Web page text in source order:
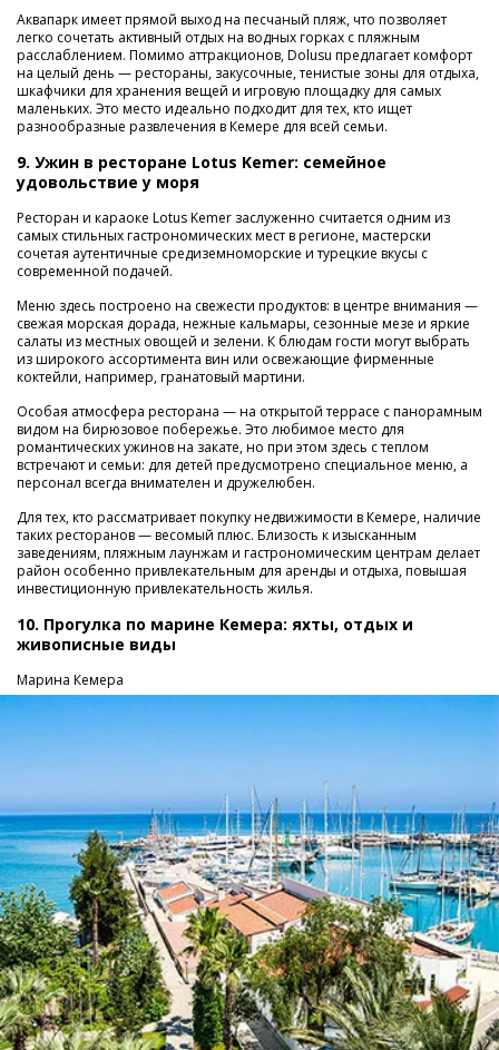
Аквапарк имеет прямой выход на песчаный пляж, что позволяет
легко сочетать активный отдых на водных горках с пляжным
расслаблением. Помимо аттракционов, Dolusu предлагает комфорт
на целый день — рестораны, закусочные, тенистые зоны для отдыха,
шкафчики для хранения вещей и игровую площадку для самых
маленьких. Это место идеально подходит для тех, кто ищет
разнообразные развлечения в Кемере для всей семьи.
9. Ужин в ресторане Lotus Kemer: семейное
удовольствие у моря
Ресторан и караоке Lotus Kemer заслуженно считается одним из
самых стильных гастрономических мест в регионе, мастерски
сочетая аутентичные средиземноморские и турецкие вкусы с
современной подачей.
Меню здесь построено на свежести продуктов: в центре внимания —
свежая морская дорада, нежные кальмары, сезонные мезе и яркие
салаты из местных овощей и зелени. К блюдам гости могут выбрать
из широкого ассортимента вин или освежающие фирменные
коктейли, например, гранатовый мартини.
Особая атмосфера ресторана — на открытой террасе с панорамным
видом на бирюзовое побережье. Это любимое место для
романтических ужинов на закате, но при этом здесь с теплом
встречают и семьи: для детей предусмотрено специальное меню, а
персонал всегда внимателен и дружелюбен.
Для тех, кто рассматривает покупку недвижимости в Кемере, наличие
таких ресторанов — весомый плюс. Близость к изысканным
заведениям, пляжным лаунжам и гастрономическим центрам делает
район особенно привлекательным для аренды и отдыха, повышая
инвестиционную привлекательность жилья.
10. Прогулка по марине Кемера: яхты, отдых и
живописные виды
Марина Кемера